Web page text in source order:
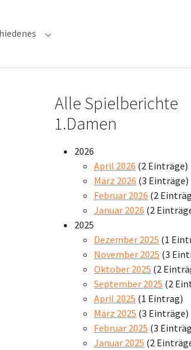
for "Verwaltung"Submenu for "Verschiedenes"
Alle Spielberichte
1.Damen
2026
April 2026 (2 Einträge)
März 2026 (3 Einträge)
Februar 2026 (2
Januar 2026 (2
2025
Dezember 2025 (1
November 2025 (3
Oktober 2025 (2
September 2025 (2
April 2025 (1 Eintrag)
März 2025 (3 Einträge)
Februar 2025 (3
Januar 2025 (2